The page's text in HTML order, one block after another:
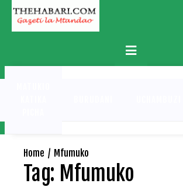
Skip
content
Primary
Menu
Home Mfumuko
Tag: Mfumuko